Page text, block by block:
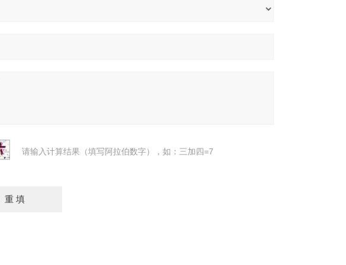
请输入计算结果（填写阿拉伯数字），如：三加四=7